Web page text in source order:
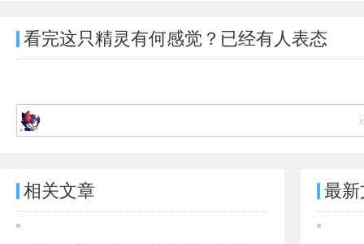
看完这只精灵有何感觉？已经有人表态
相关文章 最